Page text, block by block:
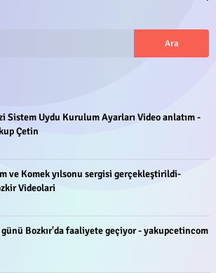
Sistem Uydu Kurulum Ayarları Video anlatım -
Çetin
ve Komek yılsonu sergisi gerçekleştirildi-
Videolari
günü Bozkır'da faaliyete geçiyor - yakupcetincom